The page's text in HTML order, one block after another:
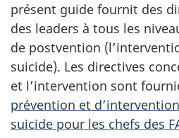
présent guide fournit des
des leaders à tous les
de postvention
suicide). Les directives
et l’intervention sont
prévention et
suicide pour les chefs des